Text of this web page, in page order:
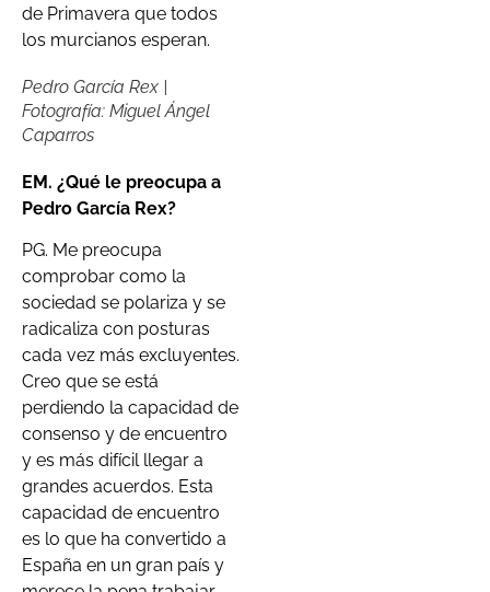
de Primavera que todos
los murcianos esperan.
Pedro García Rex |
Fotografía: Miguel Ángel
Caparros
EM. ¿Qué le preocupa a
Pedro García Rex?
PG. Me preocupa
comprobar como la
sociedad se polariza y se
radicaliza con posturas
cada vez más excluyentes.
Creo que se está
perdiendo la capacidad de
consenso y de encuentro
y es más difícil llegar a
grandes acuerdos. Esta
capacidad de encuentro
es lo que ha convertido a
España en un gran país y